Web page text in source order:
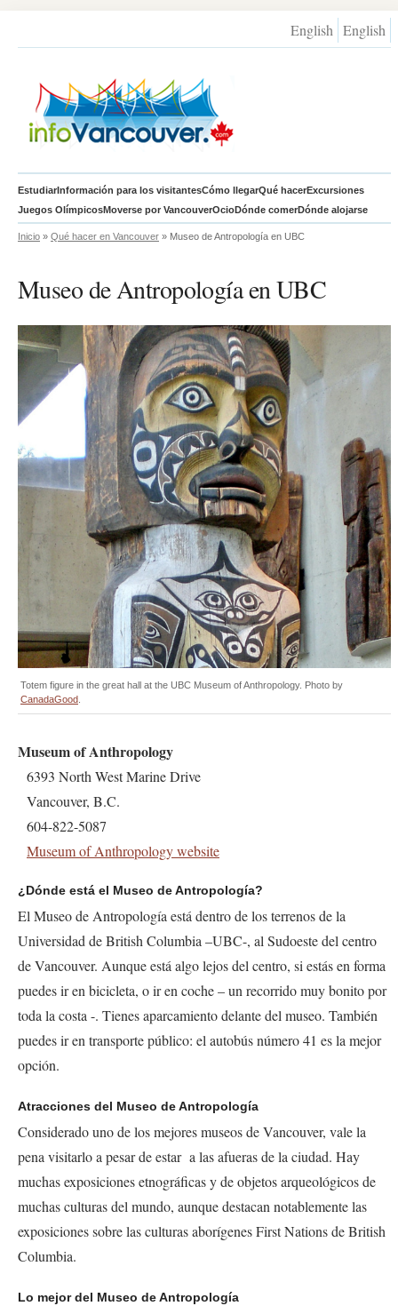
English English
EstudiarInformación para los visitantesCómo llegarQué hacerExcursiones
Juegos OlímpicosMoverse por VancouverOcioDónde comerDónde alojarse
Inicio » Qué hacer en Vancouver » Museo de Antropología en UBC
Museo de Antropología en UBC
Totem figure in the great hall at the UBC Museum of Anthropology. Photo by
CanadaGood
Museum of Anthropology
6393 North West Marine Drive
Vancouver, B.C.
604-822-5087
Museum of Anthropology website
¿Dónde está el Museo de Antropología?
El Museo de Antropología está dentro de los terrenos de la
Universidad de British Columbia –UBC-, al Sudoeste del centro
de Vancouver. Aunque está algo lejos del centro, si estás en forma
puedes ir en bicicleta, o ir en coche – un recorrido muy bonito por
toda la costa -. Tienes aparcamiento delante del museo. También
puedes ir en transporte público: el autobús número 41 es la mejor
opción.
Atracciones del Museo de Antropología
Considerado uno de los mejores museos de Vancouver, vale la
pena visitarlo a pesar de estar a las afueras de la ciudad. Hay
muchas exposiciones etnográficas y de objetos arqueológicos de
muchas culturas del mundo, aunque destacan notablemente las
exposiciones sobre las culturas aborígenesFirst Nationsde British
Columbia.
Lo mejor del Museo de Antropología